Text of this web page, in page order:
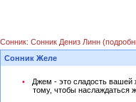
Сонник: Сонник Дениз Линн
Сонник Желе
Джем - это сладость вашей
тому, чтобы наслаждаться